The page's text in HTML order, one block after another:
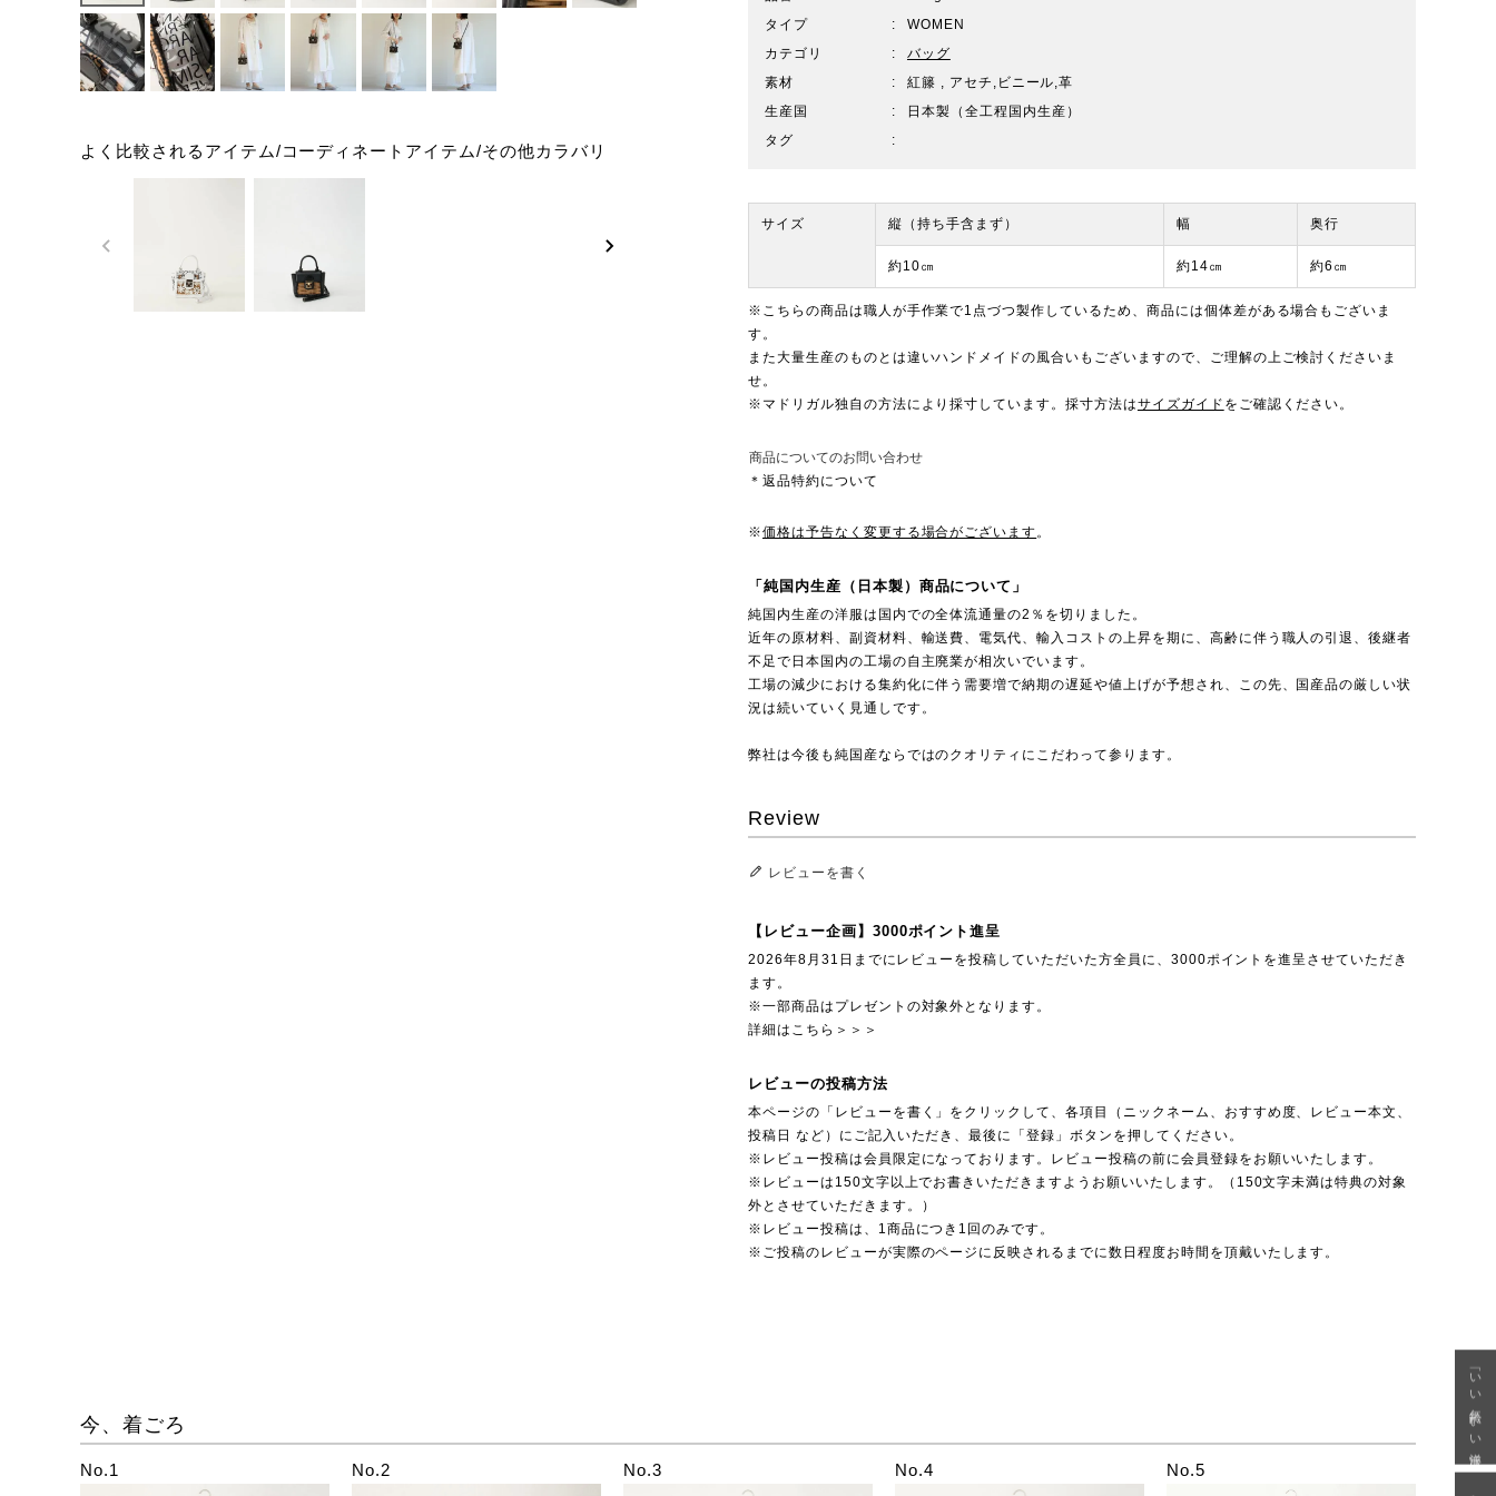
よく比較されるアイテム/コーディネートアイテム/その他カラバリ
タイプ
WOMEN
カテゴリ
バッグ
素材
紅籐 , アセチ,ビニール,革
生産国
日本製（全工程国内生産）
タグ
サイズ 縦（持ち手含まず） 幅 奥行
約10㎝ 約14㎝ 約6㎝
※こちらの商品は職人が手作業で1点づつ製作しているため、商品には個体差がある場合もございま
す。
また大量生産のものとは違いハンドメイドの風合いもございますので、ご理解の上ご検討くださいま
せ。
※マドリガル独自の方法により採寸しています。採寸方法はサイズガイド をご確認ください。
商品についてのお問い合わせ
＊返品特約について
※価格は予告なく変更する場合がございます。
「純国内生産（日本製）商品について」
純国内生産の洋服は国内での全体流通量の2％を切りました。
近年の原材料、副資材料、輸送費、電気代、輸入コストの上昇を期に、高齢に伴う職人の引退、後継者
不足で日本国内の工場の自主廃業が相次いでいます。
工場の減少における集約化に伴う需要増で納期の遅延や値上げが予想され、この先、国産品の厳しい状
況は続いていく見通しです。
弊社は今後も純国産ならではのクオリティにこだわって参ります。
Review
レビューを書く
【レビュー企画】3000ポイント進呈
2026年8月31日までにレビューを投稿していただいた方全員に、3000ポイントを進呈させていただき
ます。
※一部商品はプレゼントの対象外となります。
詳細はこちら＞＞＞
レビューの投稿方法
本ページの「レビューを書く」をクリックして、各項目（ニックネーム、おすすめ度、レビュー本文、
投稿日 など）にご記入いただき、最後に「登録」ボタンを押してください。
※レビュー投稿は会員限定になっております。レビュー投稿の前に会員登録をお願いいたします。
※レビューは150文字以上でお書きいただきますようお願いいたします。（150文字未満は特典の対象
外とさせていただきます。）
※レビュー投稿は、1商品につき1回のみです。
※ご投稿のレビューが実際のページに反映されるまでに数日程度お時間を頂戴いたします。
今、着ごろ
No.1 No.2 No.3 No.4 No.5
「いい年齢 いい洋服」